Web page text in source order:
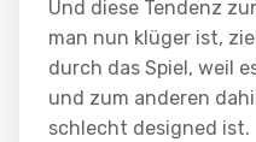
Und diese Tendenz
man nun klüger ist,
durch das Spiel, weil
und zum anderen
schlecht designed ist.